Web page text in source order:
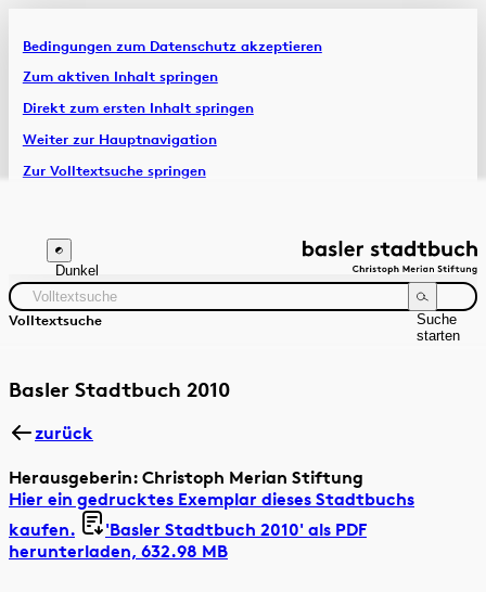
Bedingungen zum Datenschutz akzeptieren
Zum aktiven Inhalt springen
Direkt zum ersten Inhalt springen
Weiter zur Hauptnavigation
Zur Volltextsuche springen
Artikel & Dossiers
Chronik
Dunkel
Volltextsuche
Suche
starten
Zeitraum Autor:in
Basler Stadtbuch 2010
zurück
Herausgeberin: Christoph Merian Stiftung
Hier ein gedrucktes Exemplar dieses Stadtbuchs
kaufen.
'Basler Stadtbuch 2010' als PDF
herunterladen, 632.98 MB